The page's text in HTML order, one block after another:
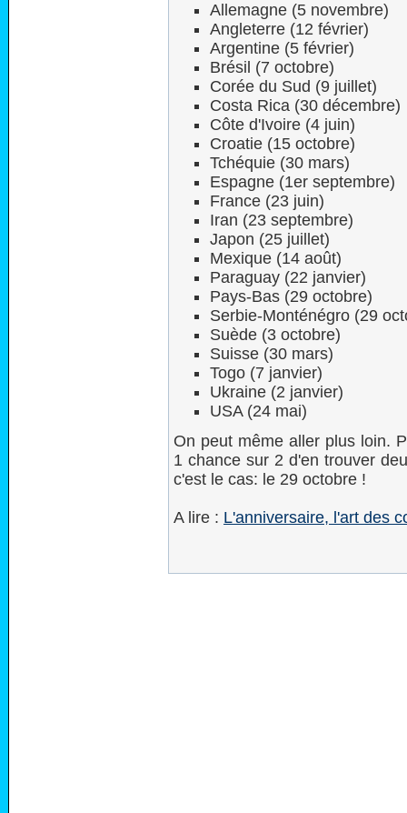
Allemagne (5 novembre)
Angleterre (12 février)
Argentine (5 février)
Brésil (7 octobre)
Corée du Sud (9 juillet)
Costa Rica (30 décembre)
Côte d'Ivoire (4 juin)
Croatie (15 octobre)
Tchéquie (30 mars)
Espagne (1er septembre)
France (23 juin)
Iran (23 septembre)
Japon (25 juillet)
Mexique (14 août)
Paraguay (22 janvier)
Pays-Bas (29 octobre)
Serbie-Monténégro (29
Suède (3 octobre)
Suisse (30 mars)
Togo (7 janvier)
Ukraine (2 janvier)
USA (24 mai)
On peut même aller plus loin.
1 chance sur 2 d'en trouver
c'est le cas: le 29 octobre !
A lire : L'anniversaire, l'art des